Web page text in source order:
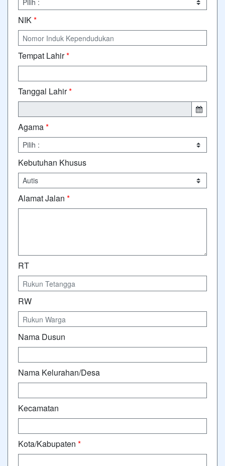
NIK*
Tempat Lahir*
Tanggal Lahir*
Agama*
Kebutuhan Khusus
Alamat Jalan *
RT
RW
Nama Dusun
Nama Kelurahan/Desa
Kecamatan
Kota/Kabupaten *